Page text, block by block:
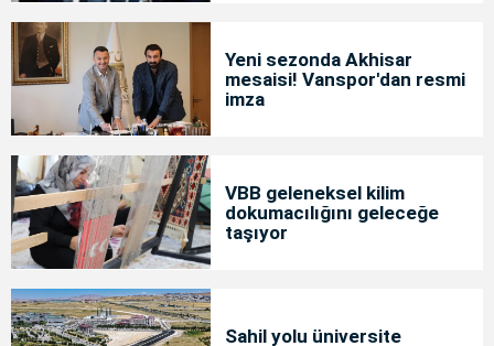
Yeni sezonda Akhisar
mesaisi! Vanspor'dan resmi
imza
VBB geleneksel kilim
dokumacılığını geleceğe
taşıyor
Sahil yolu üniversite